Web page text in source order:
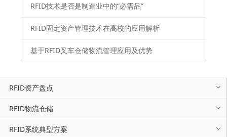
RFID技术是否是制造业中的“必需品”
RFID固定资产管理技术在高校的应用解析
基于RFID叉车仓储物流管理应用及优势
RFID资产盘点
RFID物流仓储
RFID系统典型方案